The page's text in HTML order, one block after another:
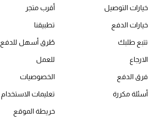
حقائب رجالية
أبرز المصممين
خيارات التوصيل
خيارات الدفع
تتبع طلبك
الارجاع
فرق الدفع
أسئلة مكررة
أقرب متجر
تطبيقنا
طُرق أسهل للدفع
للعمل
الخصوصيات
تعليمات الاستخدام
خريطة الموقع